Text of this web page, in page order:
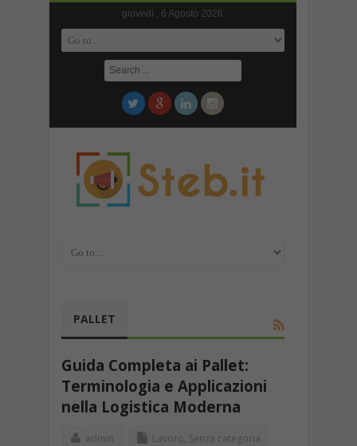
giovedì , 6 Agosto 2026
PALLET
Guida Completa ai Pallet:
Terminologia e Applicazioni
nella Logistica Moderna
admin Lavoro, Senza categoria